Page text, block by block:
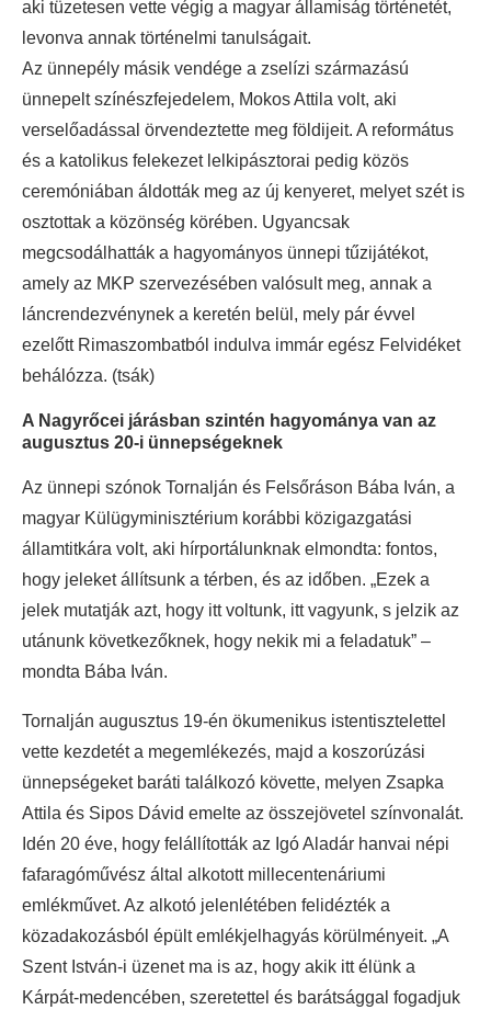
aki tüzetesen vette végig a magyar államiság történetét,
levonva annak történelmi tanulságait.
Az ünnepély másik vendége a zselízi származású
ünnepelt színészfejedelem, Mokos Attila volt, aki
verselőadással örvendeztette meg földijeit. A református
és a katolikus felekezet lelkipásztorai pedig közös
ceremóniában áldották meg az új kenyeret, melyet szét is
osztottak a közönség körében. Ugyancsak
megcsodálhatták a hagyományos ünnepi tűzijátékot,
amely az MKP szervezésében valósult meg, annak a
láncrendezvénynek a keretén belül, mely pár évvel
ezelőtt Rimaszombatból indulva immár egész Felvidéket
behálózza. (tsák)
A Nagyrőcei járásban szintén hagyománya van az
augusztus 20-i ünnepségeknek
Az ünnepi szónok Tornalján és Felsőráson Bába Iván, a
magyar Külügyminisztérium korábbi közigazgatási
államtitkára volt, aki hírportálunknak elmondta: fontos,
hogy jeleket állítsunk a térben, és az időben. „Ezek a
jelek mutatják azt, hogy itt voltunk, itt vagyunk, s jelzik az
utánunk következőknek, hogy nekik mi a feladatuk” –
mondta Bába Iván.
Tornalján augusztus 19-én ökumenikus istentisztelettel
vette kezdetét a megemlékezés, majd a koszorúzási
ünnepségeket baráti találkozó követte, melyen Zsapka
Attila és Sipos Dávid emelte az összejövetel színvonalát.
Idén 20 éve, hogy felállították az Igó Aladár hanvai népi
fafaragóművész által alkotott millecentenáriumi
emlékművet. Az alkotó jelenlétében felidézték a
közadakozásból épült emlékjelhagyás körülményeit. „A
Szent István-i üzenet ma is az, hogy akik itt élünk a
Kárpát-medencében, szeretettel és barátsággal fogadjuk